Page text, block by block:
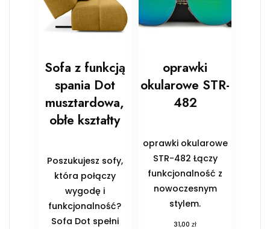
Sofa z funkcją
spania Dot
musztardowa,
obłe kształty
Poszukujesz sofy,
która połączy
wygodę i
funkcjonalność?
Sofa Dot spełni
oprawki
okularowe STR-
482
oprawki okularowe
STR-482 Łączy
funkcjonalność z
nowoczesnym
stylem.
31,00zł